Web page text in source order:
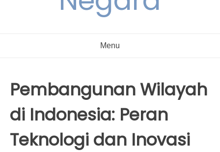
Menu
Pembangunan Wilayah
di Indonesia: Peran
Teknologi dan Inovasi